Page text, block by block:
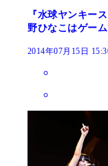
『水球ヤンキー
野ひなこはゲー
2014年07月15日